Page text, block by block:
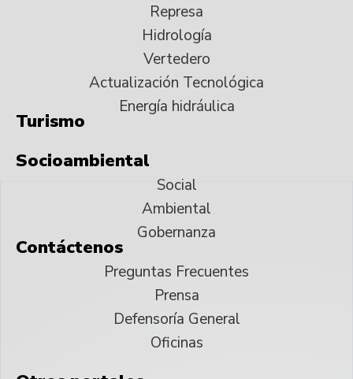
Represa
Hidrología
Vertedero
Actualización Tecnológica
Energía hidráulica
Turismo
Socioambiental
Social
Ambiental
Gobernanza
Contáctenos
Preguntas Frecuentes
Prensa
Defensoría General
Oficinas